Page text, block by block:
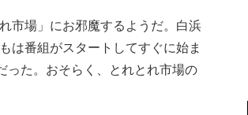
市場」にお邪魔するようだ。白浜
は番組がスタートしてすぐに始ま
った。おそらく、とれとれ市場の